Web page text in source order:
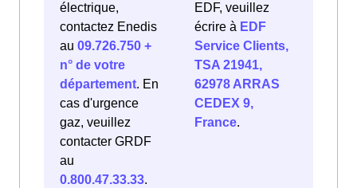
électrique,
contactez Enedis
au 09.726.750 +
n° de votre
département. En
cas d'urgence
gaz, veuillez
contacter GRDF
au
0.800.47.33.33.
EDF, veuillez
écrire à EDF
Service Clients,
TSA 21941,
62978 ARRAS
CEDEX 9,
France.